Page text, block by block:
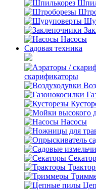
Насосы
Садовая техника
скарификаторы
Насосы